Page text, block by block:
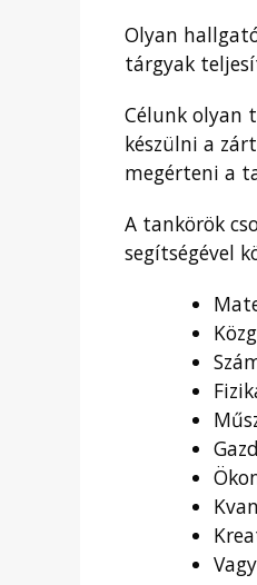
Olyan
tárgyak
Célunk olyan
készülni a
megérteni a
A tankörök
segítségével